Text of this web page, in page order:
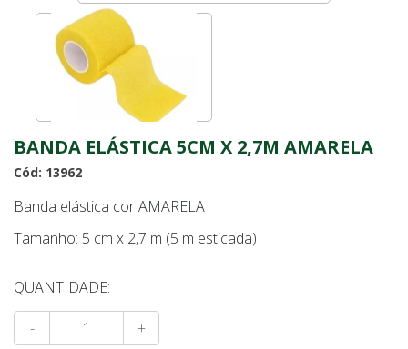
BANDA ELÁSTICA 5CM X 2,7M AMARELA
Cód: 13962
Banda elástica cor AMARELA
Tamanho: 5 cm x 2,7 m (5 m esticada)
QUANTIDADE:
- +